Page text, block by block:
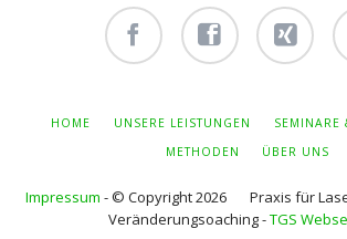
zentrum
zentrum
Hiltebrand
NAVIGATION
HOME UNSERE LEISTUNGEN
SEMINARE
METHODEN
ÜBER UNS
Impressum - © Copyright 2026 Praxis für
Veränderungsoaching -TGS